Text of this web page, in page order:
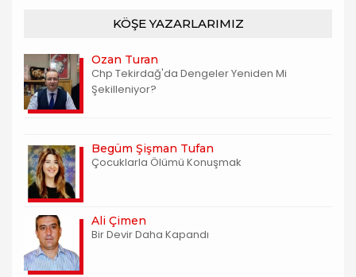
KÖŞE YAZARLARIMIZ
Ozan Turan
Chp Tekirdağ'da Dengeler Yeniden Mi
Şekilleniyor?
Begüm Şişman Tufan
Çocuklarla Ölümü Konuşmak
Ali Çimen
Bir Devir Daha Kapandı